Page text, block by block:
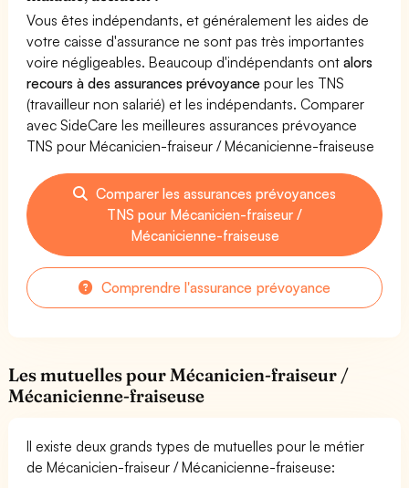
Vous êtes indépendants, et généralement les aides de
votre caisse d'assurance ne sont pas très importantes
voire négligeables. Beaucoup d'indépendants ontalors
recours à des assurances prévoyance pour les TNS
(travailleur non salarié) et les indépendants. Comparer
avec SideCare les meilleures assurances prévoyance
TNS pour Mécanicien-fraiseur / Mécanicienne-fraiseuse
Comparer les assurances prévoyances
TNS pour Mécanicien-fraiseur /
Mécanicienne-fraiseuse
Comprendre l'assurance prévoyance
Les mutuelles pour Mécanicien-fraiseur /
Mécanicienne-fraiseuse
Il existe deux grands types de mutuelles pour le métier
de Mécanicien-fraiseur / Mécanicienne-fraiseuse: